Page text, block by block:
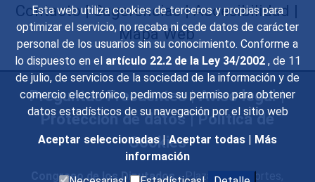
Esta web utiliza cookies de terceros y propias para
optimizar el servicio, no recaba ni cede datos de carácter
personal de los usuarios sin su conocimiento. Conforme a
lo dispuesto en el artículo 22.2 de la Ley 34/2002 , de 11
de julio, de servicios de la sociedad de la información y de
comercio electrónico, pedimos su permiso para obtener
datos estadísticos de su navegación por el sitio web
Aceptar seleccionadas | Aceptar todas | Más
información
Contacto|Sugerencias|Accesibilidad |
Mapa Web
Preguntas Frecuentes|Aviso legal|
Protección de datos|Política de
Cookies
Congreso de los Diputados- Plaza de las Cortes,